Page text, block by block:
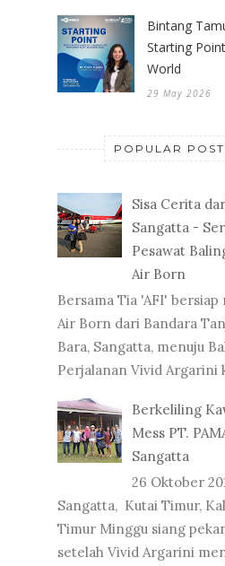
Bintang
Starting
World
29 May 2026
POPULAR
Sisa Cerita
Sangatta -
Pesawat
Air Born
Bersama Tia 'AFI' bersiap
Air Born dari Bandara
Bara, Sangatta, menuju
Perjalanan Vivid Argarini
Berkeliling
Mess PT.
Sangatta
26 Oktober
Sangatta, Kutai Timur,
Timur Minggu siang
setelah Vivid Argarini